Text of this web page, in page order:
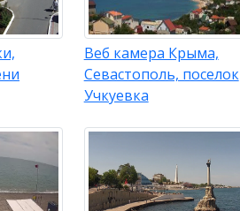
Веб камера Крыма,
Севастополь, поселок
Учкуевка